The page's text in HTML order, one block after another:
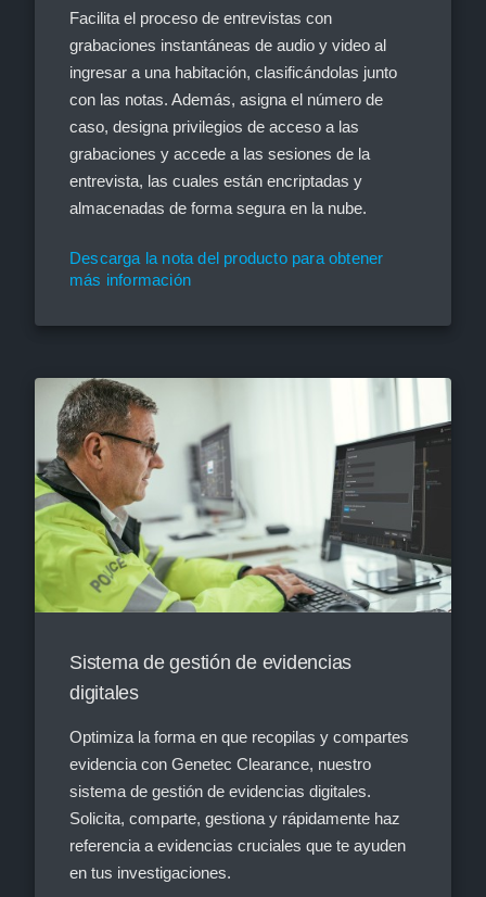
Facilita el proceso de entrevistas con
grabaciones instantáneas de audio y video al
ingresar a una habitación, clasificándolas junto
con las notas. Además, asigna el número de
caso, designa privilegios de acceso a las
grabaciones y accede a las sesiones de la
entrevista, las cuales están encriptadas y
almacenadas de forma segura en la nube.
Descarga la nota del producto para obtener
más información
Sistema de gestión de evidencias
digitales
Optimiza la forma en que recopilas y compartes
evidencia con Genetec Clearance, nuestro
sistema de gestión de evidencias digitales.
Solicita, comparte, gestiona y rápidamente haz
referencia a evidencias cruciales que te ayuden
en tus investigaciones.